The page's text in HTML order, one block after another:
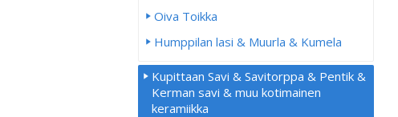
Oiva Toikka
Humppilan lasi & Muurla & Kumela
Kupittaan Savi & Savitorppa & Pentik &
Kerman savi & muu kotimainen
keramiikka